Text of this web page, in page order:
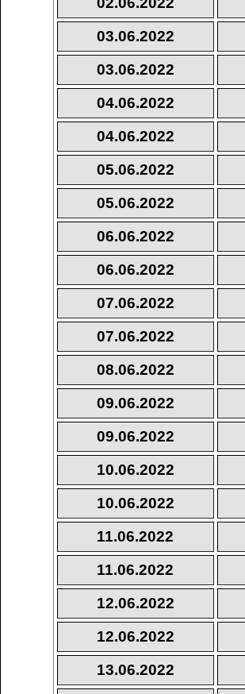
03.06.2022
03.06.2022
04.06.2022
04.06.2022
05.06.2022
05.06.2022
06.06.2022
06.06.2022
07.06.2022
07.06.2022
08.06.2022
09.06.2022
09.06.2022
10.06.2022
10.06.2022
11.06.2022
11.06.2022
12.06.2022
12.06.2022
13.06.2022